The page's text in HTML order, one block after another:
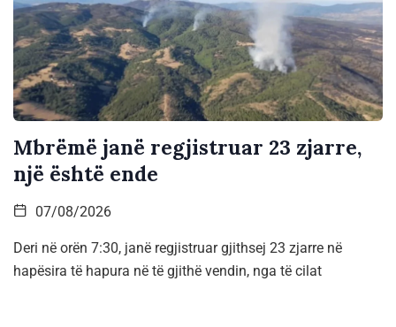
Mbrëmë janë regjistruar 23 zjarre,
një është ende
07/08/2026
Deri në orën 7:30, janë regjistruar gjithsej 23 zjarre në
hapësira të hapura në të gjithë vendin, nga të cilat